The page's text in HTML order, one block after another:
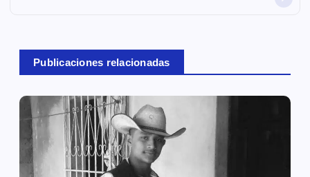
ó
Publicaciones relacionadas